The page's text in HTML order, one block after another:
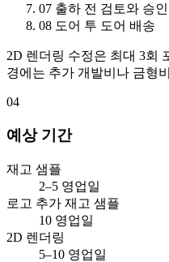
07 출하 전 검토와 승인
08 도어 투 도어 배송
2D 렌더링 수정은 최대 3회
경에는 추가 개발비나 금형
04
예상 기간
재고 샘플
2–5 영업일
로고 추가 재고 샘플
10 영업일
2D 렌더링
5–10 영업일